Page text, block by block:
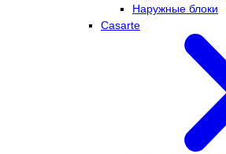
Наружные блоки
Casarte